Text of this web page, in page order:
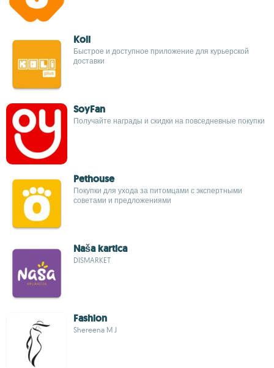
Koli
Быстрое и доступное приложение для курьерской
доставки
SoyFan
Получайте награды и скидки на повседневные покупки
Pethouse
Покупки для ухода за питомцами с экспертными
советами и предложениями
Naša kartica
DISMARKET
Fashion
Shereena M J